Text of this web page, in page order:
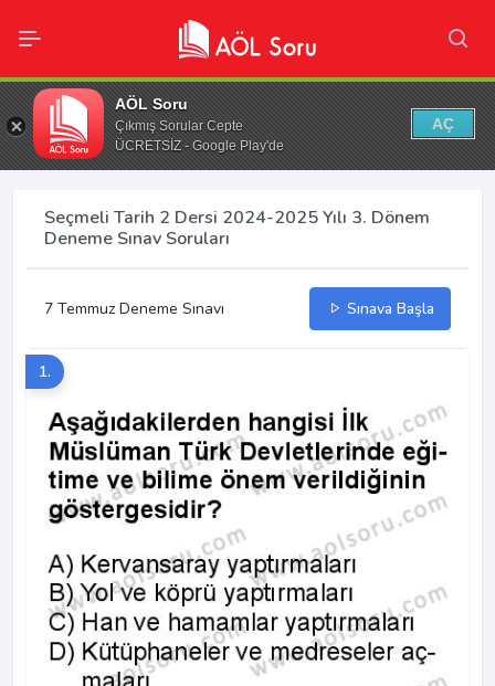
AÖL Soru
Çıkmış Sorular Cepte
ÜCRETSİZ - Google Play'de
AÇ
Seçmeli Tarih 2 Dersi 2024-2025 Yılı 3. Dönem
Deneme Sınav Soruları
7 Temmuz Deneme Sınavı Sınava Başla
1.